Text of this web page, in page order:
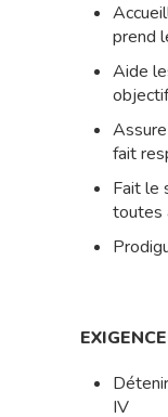
prend
Aide
fait
Fait le
toutes
IV